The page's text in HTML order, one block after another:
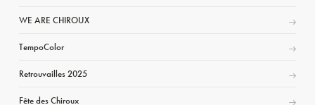
WE ARE CHIROUX
TempoColor
Retrouvailles 2025
Fête des Chiroux